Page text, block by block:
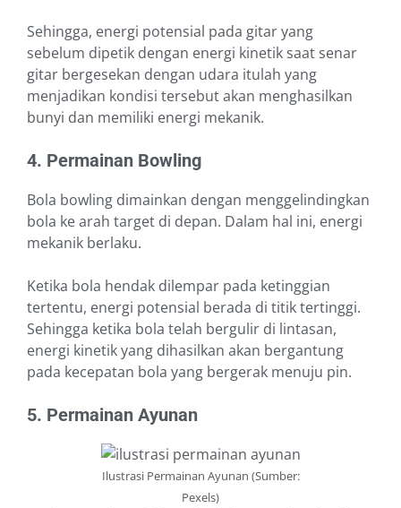
Sehingga, energi potensial pada gitar yang
sebelum dipetik dengan energi kinetik saat senar
gitar bergesekan dengan udara itulah yang
menjadikan kondisi tersebut akan menghasilkan
bunyi dan memiliki energi mekanik.
4. Permainan Bowling
Bola bowling dimainkan dengan menggelindingkan
bola ke arah target di depan. Dalam hal ini, energi
mekanik berlaku.
Ketika bola hendak dilempar pada ketinggian
tertentu, energi potensial berada di titik tertinggi.
Sehingga ketika bola telah bergulir di lintasan,
energi kinetik yang dihasilkan akan bergantung
pada kecepatan bola yang bergerak menuju pin.
5. Permainan Ayunan
Ilustrasi Permainan Ayunan (Sumber:
Pexels)